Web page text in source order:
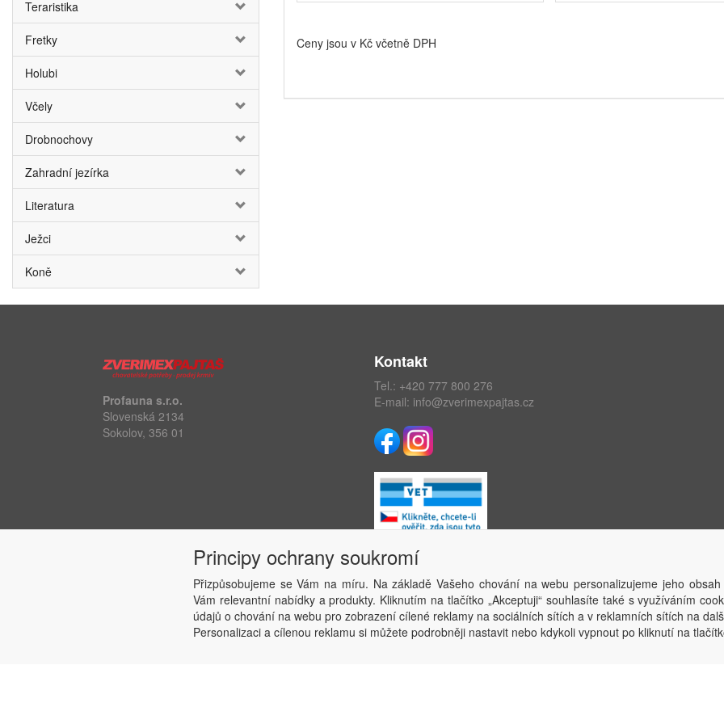
Teraristika
Fretky
Holubi
Včely
Drobnochovy
Zahradní jezírka
Literatura
Ježci
Koně
Ceny jsou v Kč včetně DPH
Profauna s.r.o.
Slovenská 2134
Sokolov, 356 01
Kontakt
Tel.: +420 777 800 276
E-mail: info@zverimexpajtas.cz
Copyright © ABRA Software a.s. 2020
Principy ochrany soukromí
Přizpůsobujeme se Vám na míru. Na základě Vašeho chování na webu personalizujeme jeho
Vám relevantní nabídky a produkty. Kliknutím na tlačítko „Akceptuji“ souhlasíte také s využíváním
údajů o chování na webu pro zobrazení cílené reklamy na sociálních sítích a v reklamních sítích na
Personalizaci a cílenou reklamu si můžete podrobněji nastavit nebo kdykoli vypnout po kliknutí na